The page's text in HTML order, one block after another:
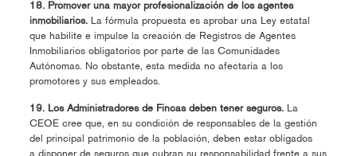
18. Promover una mayor profesionalización de los agentes
inmobiliarios. La fórmula propuesta es aprobar una Ley estatal
que habilite e impulse la creación de Registros de Agentes
Inmobiliarios obligatorios por parte de las Comunidades
Autónomas. No obstante, esta medida no afectaría a los
promotores y sus empleados.
19. Los Administradores de Fincas deben tener seguros. La
CEOE cree que, en su condición de responsables de la gestión
del principal patrimonio de la población, deben estar obligados
a disponer de seguros que cubran su responsabilidad frente a sus